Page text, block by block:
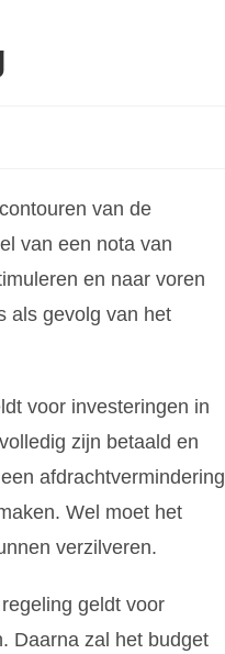
van de
van een nota van
en naar voren
als gevolg van het
voor investeringen in
zijn betaald en
afdrachtvermindering
Wel moet het
verzilveren.
geldt voor
Daarna zal het budget